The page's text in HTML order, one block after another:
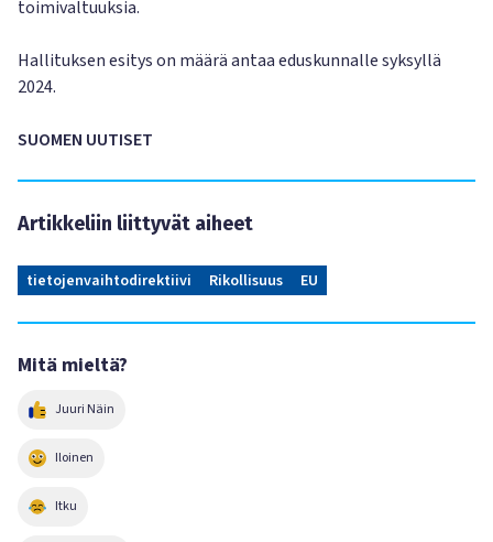
toimivaltuuksia.
Hallituksen esitys on määrä antaa eduskunnalle syksyllä
2024.
SUOMEN UUTISET
Artikkeliin liittyvät aiheet
tietojenvaihtodirektiivi Rikollisuus EU
Mitä mieltä?
Juuri Näin
Iloinen
Itku